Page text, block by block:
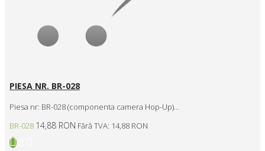
PIESA NR. BR-028
Piesa nr: BR-028 (componenta camera Hop-Up)...
BR-028 14,88 RON Fără TVA: 14,88 RON